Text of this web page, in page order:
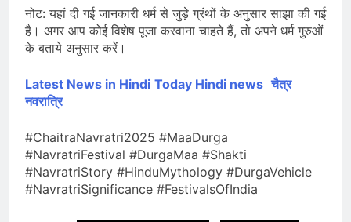
नोट: यहां दी गई जानकारी धर्म से जुड़े ग्रंथों के अनुसार साझा की गई
है। अगर आप कोई विशेष पूजा करवाना चाहते हैं, तो अपने धर्म गुरुओं
के बताये अनुसार करें।
Latest News in Hindi Today Hindi news चैत्र
नवरात्रि
#ChaitraNavratri2025 #MaaDurga
#NavratriFestival #DurgaMaa #Shakti
#NavratriStory #HinduMythology #DurgaVehicle
#NavratriSignificance #FestivalsOfIndia